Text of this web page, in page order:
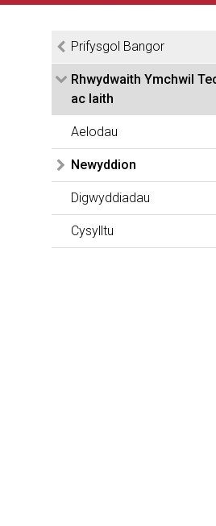
Prifysgol Bangor
Rhwydwaith Ymchwil
ac Iaith
Aelodau
Newyddion
Digwyddiadau
Cysylltu